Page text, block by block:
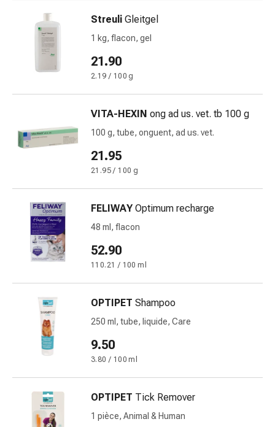
et
rhume
des
foins
Antiallergiques
Peau
Gastro-
intestinal
Diarrhée
Hémorroïdes
Nausées
Digestion,
ballonnements
et
crampes
Constipation
Soins
médicaux
de
la
peau
Eczéma
Streuli Gleitgel
1 kg, flacon, gel
21.90
2.19 / 100 g
VITA-HEXIN ong ad us. vet. tb 100 g
100 g, tube, onguent, ad us. vet.
21.95
21.95 / 100 g
FELIWAY Optimum recharge
48 ml, flacon
52.90
110.21 / 100 ml
OPTIPET Shampoo
250 ml, tube, liquide, Care
9.50
3.80 / 100 ml
OPTIPET Tick Remover
1 pièce, Animal & Human